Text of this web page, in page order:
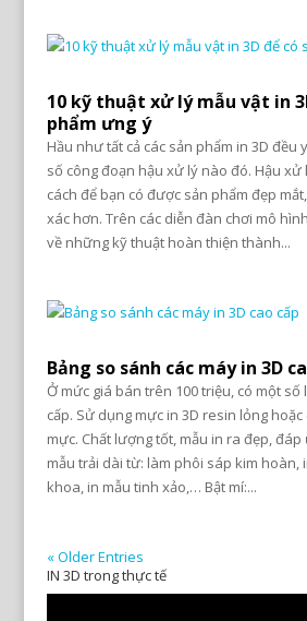
10 kỹ thuật xử lý mẫu vật in
phẩm ưng ý
Hầu như tất cả các sản phẩm in 3D đều
số công đoạn hậu xử lý nào đó. Hậu xử
cách để bạn có được sản phẩm đẹp
xác hơn. Trên các diễn đàn chơi mô
về những kỹ thuật hoàn thiện thành...
Bảng so sánh các máy in 3D
Ở mức giá bán trên 100 triệu, có một số
cấp. Sử dụng mực in 3D resin lỏng
mực. Chất lượng tốt, mẫu in ra đẹp,
mẫu trải dài từ: làm phôi sáp kim hoàn,
khoa, in mẫu tinh xảo,… Bật mí:...
« Older Entries
IN 3D trong thực tế